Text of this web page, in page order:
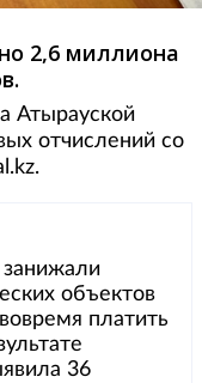
2,6 миллиона
Атырауской
отчислений со
объектов
платить
36